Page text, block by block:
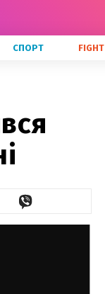
СПОРТ FIGHT